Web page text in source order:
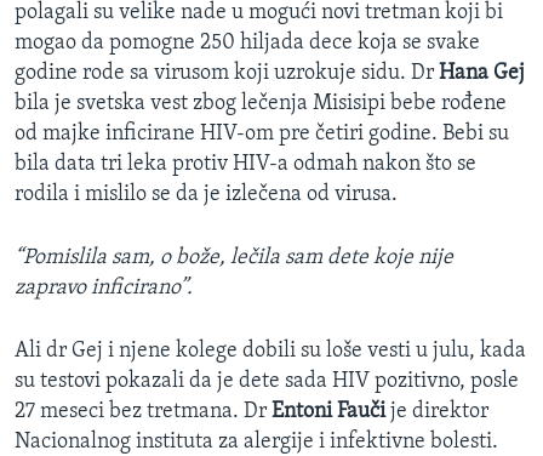
polagali su velike nade u mogući novi tretman koji bi
mogao da pomogne 250 hiljada dece koja se svake
godine rode sa virusom koji uzrokuje sidu. Dr Hana Gej
bila je svetska vest zbog lečenja Misisipi bebe rođene
od majke inficirane HIV-om pre četiri godine. Bebi su
bila data tri leka protiv HIV-a odmah nakon što se
rodila i mislilo se da je izlečena od virusa.
“Pomislila sam, o bože, lečila sam dete koje nije
zapravo inficirano”.
Ali dr Gej i njene kolege dobili su loše vesti u julu, kada
su testovi pokazali da je dete sada HIV pozitivno, posle
27 meseci bez tretmana. Dr Entoni Faučije direktor
Nacionalnog instituta za alergije i infektivne bolesti.